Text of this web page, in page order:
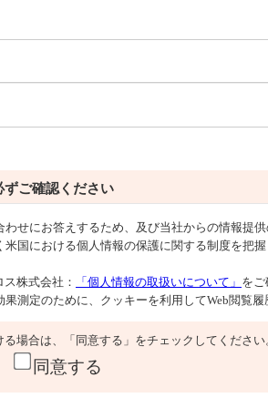
ご確認ください
る場合は、「同意する」をチェックしてください
同意する